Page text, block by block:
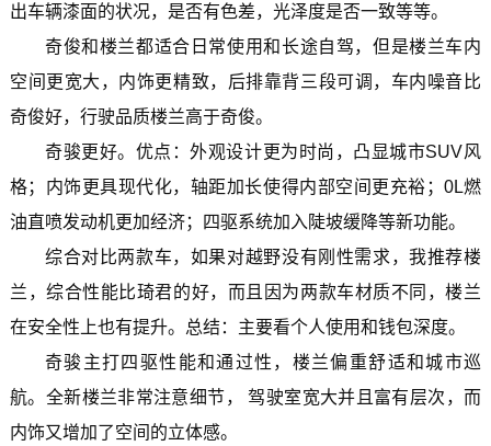
出车辆漆面的状况，是否有色差，光泽度是否一致等等。
奇俊和楼兰都适合日常使用和长途自驾，但是楼兰车内
空间更宽大，内饰更精致，后排靠背三段可调，车内噪音比
奇俊好，行驶品质楼兰高于奇俊。
奇骏更好。优点：外观设计更为时尚，凸显城市SUV风
格；内饰更具现代化，轴距加长使得内部空间更充裕；0L燃
油直喷发动机更加经济；四驱系统加入陡坡缓降等新功能。
综合对比两款车，如果对越野没有刚性需求，我推荐楼
兰，综合性能比琦君的好，而且因为两款车材质不同，楼兰
在安全性上也有提升。总结：主要看个人使用和钱包深度。
奇骏主打四驱性能和通过性，楼兰偏重舒适和城市巡
航。全新楼兰非常注意细节， 驾驶室宽大并且富有层次，而
内饰又增加了空间的立体感。